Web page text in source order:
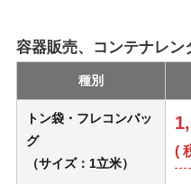
容器販売、コンテナレン
種別
トン袋・フレコンバッ
グ
（サイズ：1立米）
(